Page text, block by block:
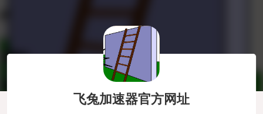
飞兔加速器官方网址